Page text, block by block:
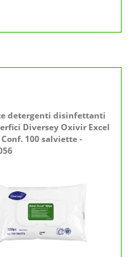
detergenti disinfettanti
Diversey Oxivir Excel
100 salviette -